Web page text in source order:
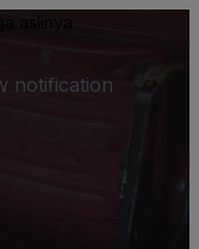
aslinya.
notification